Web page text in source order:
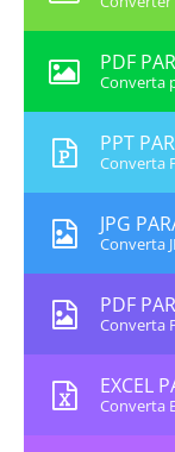
PDF
Converta
PPT
Converta
JPG
Converta
PDF
Converta
EXCEL
Converta